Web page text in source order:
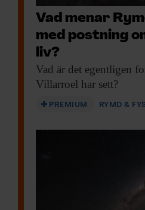
Vad menar
med postning
liv?
Vad är det egentligen
Villarroel har sett?
PREMIUM RYMD &